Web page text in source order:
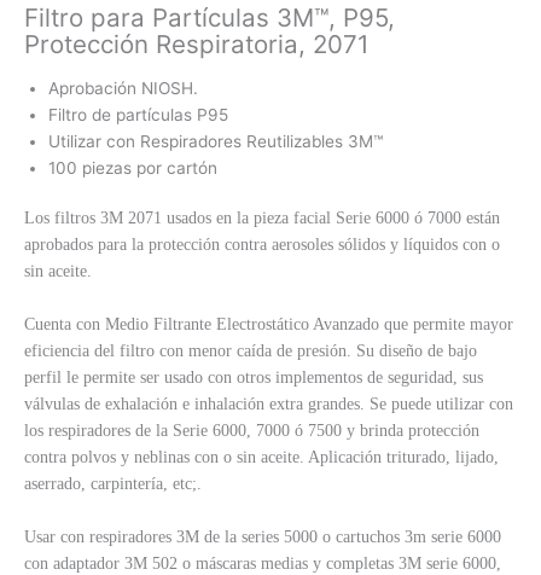
Filtro para Partículas 3M™, P95,
Protección Respiratoria, 2071
Aprobación NIOSH.
Filtro de partículas P95
Utilizar con Respiradores Reutilizables 3M™
100 piezas por cartón
Los filtros 3M 2071 usados en la pieza facial Serie 6000 ó 7000 están
aprobados para la protección contra aerosoles sólidos y líquidos con o
sin aceite.
Cuenta con Medio Filtrante Electrostático Avanzado que permite mayor
eficiencia del filtro con menor caída de presión. Su diseño de bajo
perfil le permite ser usado con otros implementos de seguridad, sus
válvulas de exhalación e inhalación extra grandes. Se puede utilizar con
los respiradores de la Serie 6000, 7000 ó 7500 y brinda protección
contra polvos y neblinas con o sin aceite. Aplicación triturado, lijado,
aserrado, carpintería, etc;.
Usar con respiradores 3M de la series 5000 o cartuchos 3m serie 6000
con adaptador 3M 502 o máscaras medias y completas 3M serie 6000,